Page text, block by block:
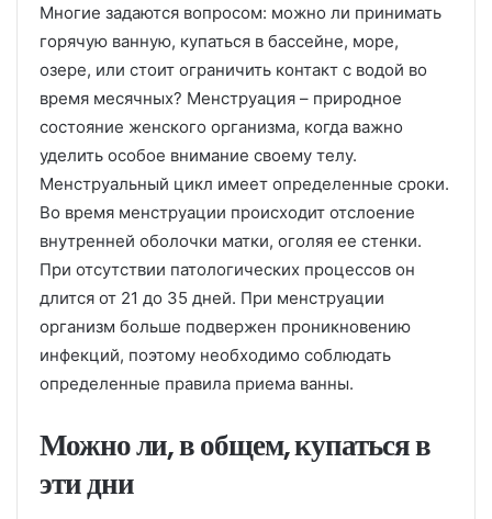
Многие задаются вопросом: можно ли принимать
горячую ванную, купаться в бассейне, море,
озере, или стоит ограничить контакт с водой во
время месячных? Менструация – природное
состояние женского организма, когда важно
уделить особое внимание своему телу.
Менструальный цикл имеет определенные сроки.
Во время менструации происходит отслоение
внутренней оболочки матки, оголяя ее стенки.
При отсутствии патологических процессов он
длится от 21 до 35 дней. При менструации
организм больше подвержен проникновению
инфекций, поэтому необходимо соблюдать
определенные правила приема ванны.
Можно ли, в общем, купаться в
эти дни